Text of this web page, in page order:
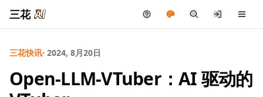
三花
三花快讯· 2024, 8月20日
Open-LLM-VTuber：AI 驱动的